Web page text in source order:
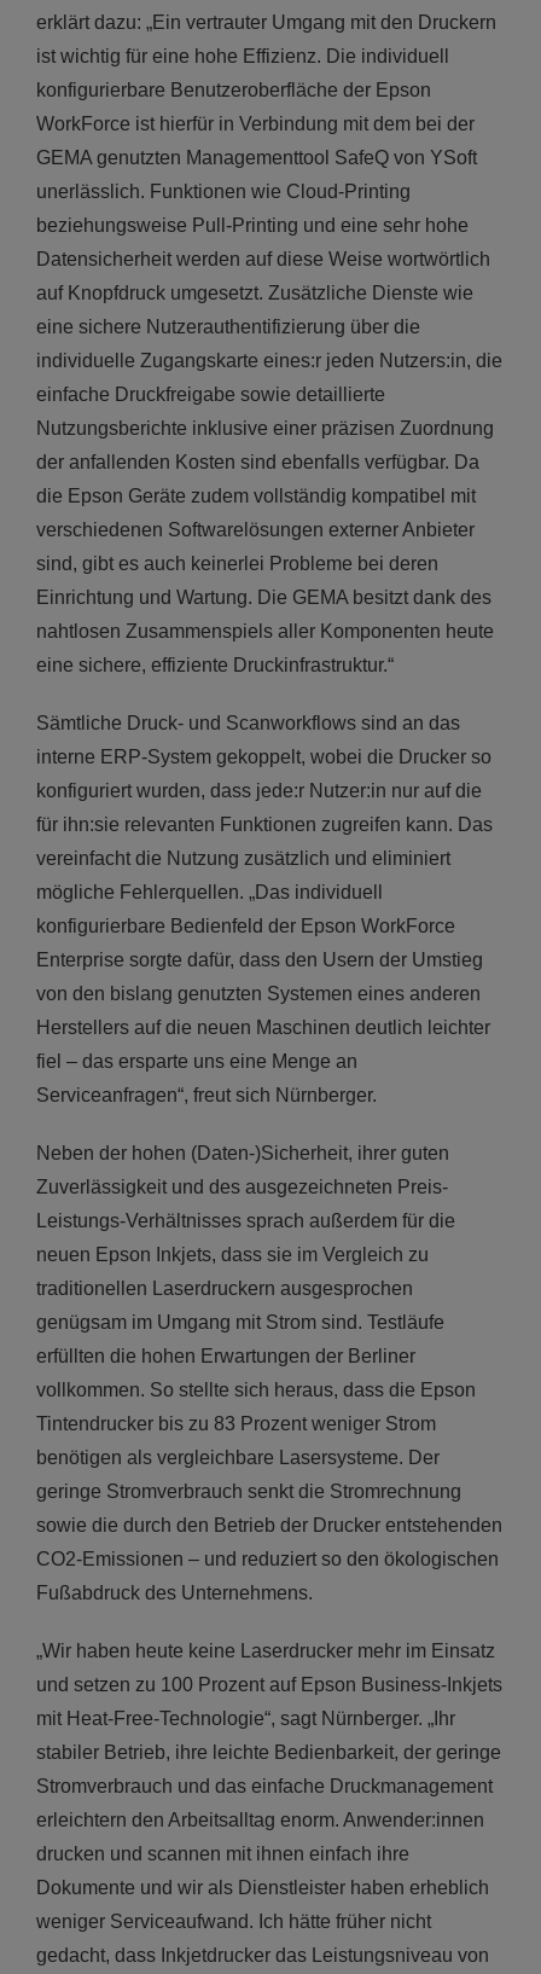
erklärt dazu: „Ein vertrauter Umgang mit den Druckern
ist wichtig für eine hohe Effizienz. Die individuell
konfigurierbare Benutzeroberfläche der Epson
WorkForce ist hierfür in Verbindung mit dem bei der
GEMA genutzten Managementtool SafeQ von YSoft
unerlässlich. Funktionen wie Cloud-Printing
beziehungsweise Pull-Printing und eine sehr hohe
Datensicherheit werden auf diese Weise wortwörtlich
auf Knopfdruck umgesetzt. Zusätzliche Dienste wie
eine sichere Nutzerauthentifizierung über die
individuelle Zugangskarte eines:r jeden Nutzers:in, die
einfache Druckfreigabe sowie detaillierte
Nutzungsberichte inklusive einer präzisen Zuordnung
der anfallenden Kosten sind ebenfalls verfügbar. Da
die Epson Geräte zudem vollständig kompatibel mit
verschiedenen Softwarelösungen externer Anbieter
sind, gibt es auch keinerlei Probleme bei deren
Einrichtung und Wartung. Die GEMA besitzt dank des
nahtlosen Zusammenspiels aller Komponenten heute
eine sichere, effiziente Druckinfrastruktur.“
Sämtliche Druck- und Scanworkflows sind an das
interne ERP-System gekoppelt, wobei die Drucker so
konfiguriert wurden, dass jede:r Nutzer:in nur auf die
für ihn:sie relevanten Funktionen zugreifen kann. Das
vereinfacht die Nutzung zusätzlich und eliminiert
mögliche Fehlerquellen. „Das individuell
konfigurierbare Bedienfeld der Epson WorkForce
Enterprise sorgte dafür, dass den Usern der Umstieg
von den bislang genutzten Systemen eines anderen
Herstellers auf die neuen Maschinen deutlich leichter
fiel – das ersparte uns eine Menge an
Serviceanfragen“, freut sich Nürnberger.
Neben der hohen (Daten-)Sicherheit, ihrer guten
Zuverlässigkeit und des ausgezeichneten Preis-
Leistungs-Verhältnisses sprach außerdem für die
neuen Epson Inkjets, dass sie im Vergleich zu
traditionellen Laserdruckern ausgesprochen
genügsam im Umgang mit Strom sind. Testläufe
erfüllten die hohen Erwartungen der Berliner
vollkommen. So stellte sich heraus, dass die Epson
Tintendrucker bis zu 83 Prozent weniger Strom
benötigen als vergleichbare Lasersysteme. Der
geringe Stromverbrauch senkt die Stromrechnung
sowie die durch den Betrieb der Drucker entstehenden
CO2-Emissionen – und reduziert so den ökologischen
Fußabdruck des Unternehmens.
„Wir haben heute keine Laserdrucker mehr im Einsatz
und setzen zu 100 Prozent auf Epson Business-Inkjets
mit Heat-Free-Technologie“, sagt Nürnberger. „Ihr
stabiler Betrieb, ihre leichte Bedienbarkeit, der geringe
Stromverbrauch und das einfache Druckmanagement
erleichtern den Arbeitsalltag enorm. Anwender:innen
drucken und scannen mit ihnen einfach ihre
Dokumente und wir als Dienstleister haben erheblich
weniger Serviceaufwand. Ich hätte früher nicht
gedacht, dass Inkjetdrucker das Leistungsniveau von